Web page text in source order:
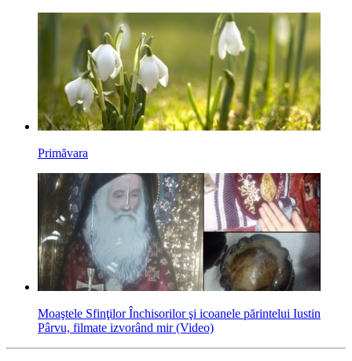
Primăvara
Moaştele Sfinţilor Închisorilor şi icoanele părintelui Iustin
Pârvu, filmate izvorând mir (Video)